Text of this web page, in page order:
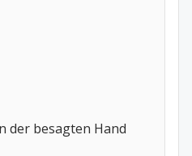
der besagten Hand